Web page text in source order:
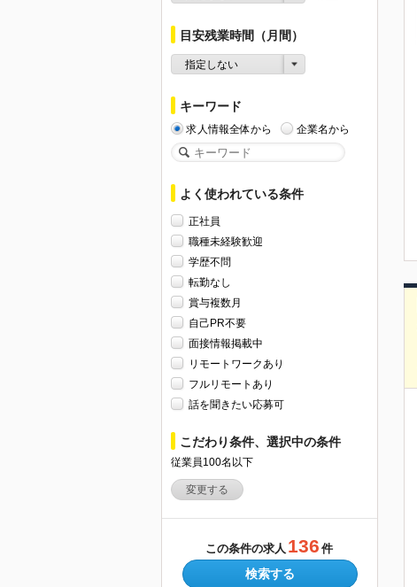
目安残業時間（月間）
指定しない
キーワード
求人情報全体から 企業名から
よく使われている条件
正社員
職種未経験歓迎
学歴不問
転勤なし
賞与複数月
自己PR不要
面接情報掲載中
リモートワークあり
フルリモートあり
話を聞きたい応募可
こだわり条件、選択中の条件
従業員100名以下
変更する
この条件の求人 136 件
検索する